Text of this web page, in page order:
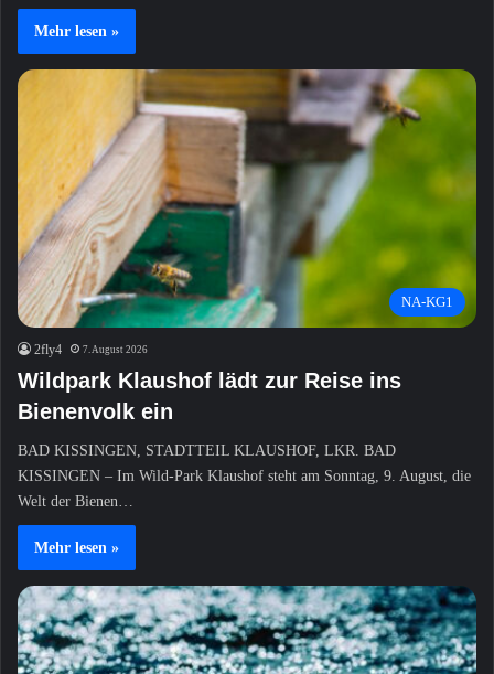
Mehr lesen »
NA-KG1
2fly4 7. August 2026
Wildpark Klaushof lädt zur Reise ins
Bienenvolk ein
BAD KISSINGEN, STADTTEIL KLAUSHOF, LKR. BAD
KISSINGEN – Im Wild-Park Klaushof steht am Sonntag, 9. August, die
Welt der Bienen…
Mehr lesen »